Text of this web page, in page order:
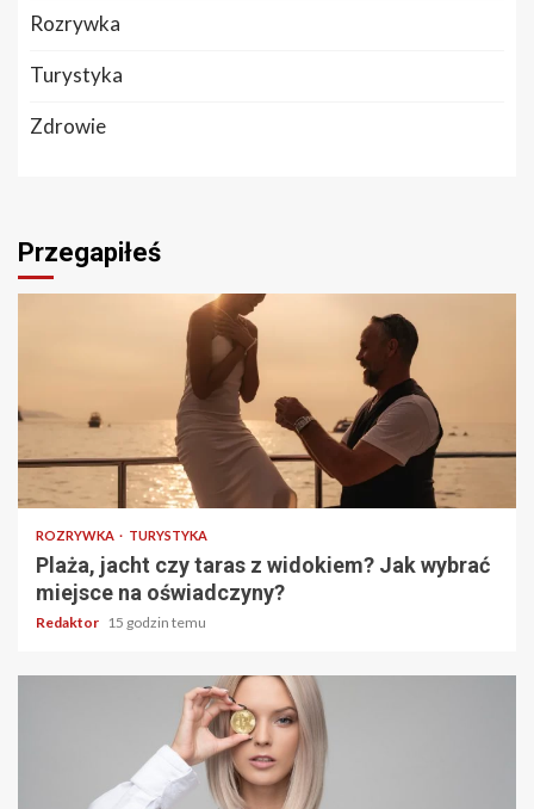
Rozrywka
Turystyka
Zdrowie
Przegapiłeś
4 min odczytu
ROZRYWKA TURYSTYKA
Plaża, jacht czy taras z widokiem? Jak wybrać
miejsce na oświadczyny?
Redaktor 15 godzin temu